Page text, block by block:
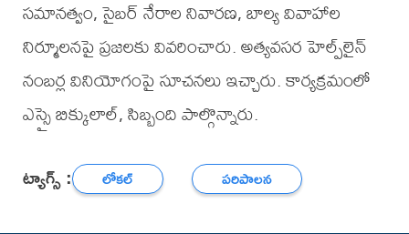
సమానత్వం, సైబర్ నేరాల నివారణ, బాల్య వివాహాల
నిర్మూలనపై ప్రజలకు వివరించారు. అత్యవసర హెల్ప్‌లైన్
నంబర్ల వినియోగంపై సూచనలు ఇచ్చారు. కార్యక్రమంలో
ఎస్సై బిక్కులాల్, సిబ్బంది పాల్గొన్నారు.
ట్యాగ్స్ : లోకల్ పరిపాలన